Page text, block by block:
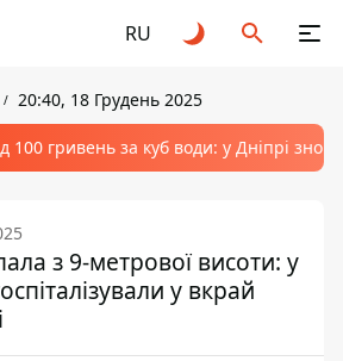
RU
20:40, 18 Грудень 2025
100 гривень за куб води: у Дніпрі
з 9-метрової висоти: у
у вкрай